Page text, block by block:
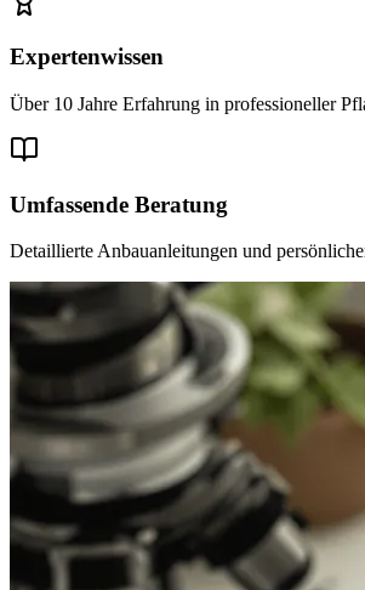
Expertenwissen
Über 10 Jahre Erfahrung in professioneller
Umfassende Beratung
Detaillierte Anbauanleitungen und